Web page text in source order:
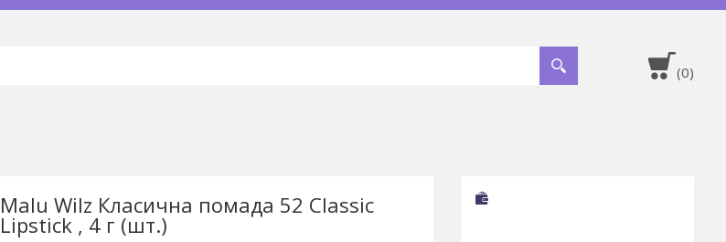
Malu Wilz Класична помада 52 Classic
Lipstick , 4 г (шт.)